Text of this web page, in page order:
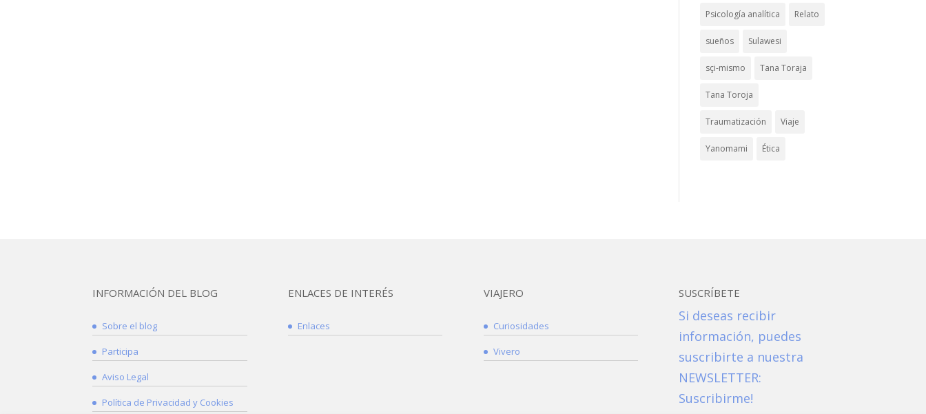
Psicología analítica Relato
sueños Sulawesi
sçi-mismo Tana Toraja
Tana Toroja
Traumatización Viaje
Yanomami Ética
INFORMACIÓN DEL BLOG
Sobre el blog
Participa
Aviso Legal
Política de Privacidad y Cookies
ENLACES DE INTERÉS
Enlaces
VIAJERO
Curiosidades
Vivero
SUSCRÍBETE
Si deseas recibir
información, puedes
suscribirte a nuestra
NEWSLETTER:
Suscribirme!